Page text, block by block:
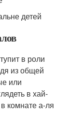
детей
в роли
из общей
или
в хай-
комнате а-ля